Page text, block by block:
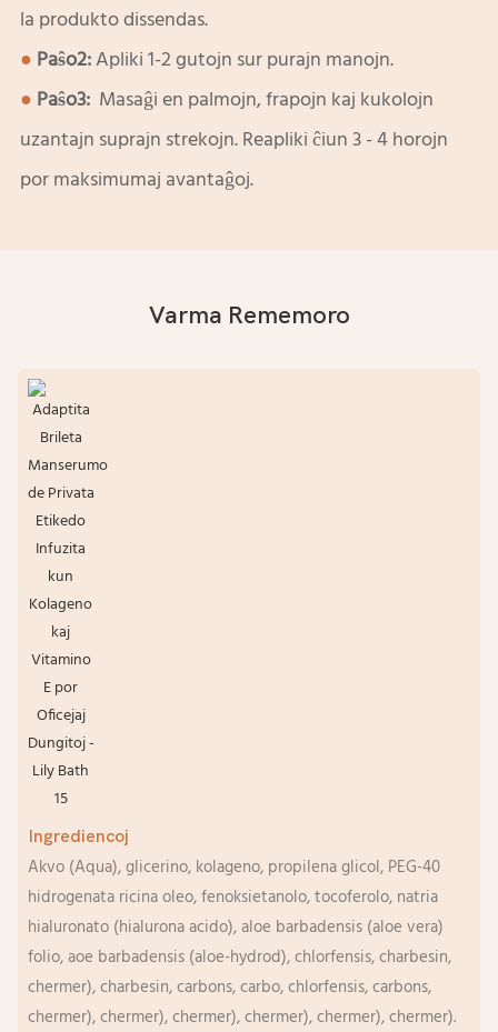
la produkto dissendas.
● Paŝo2:Apliki 1-2 gutojn sur purajn manojn.
● Paŝo3: Masaĝi en palmojn, frapojn kaj kukolojn
uzantajn suprajn strekojn. Reapliki ĉiun 3 - 4 horojn
por maksimumaj avantaĝoj.
Varma Rememoro
Ingrediencoj
Akvo (Aqua), glicerino, kolageno, propilena glicol, PEG-40
hidrogenata ricina oleo, fenoksietanolo, tocoferolo, natria
hialuronato (hialurona acido), aloe barbadensis (aloe vera)
folio, aoe barbadensis (aloe-hydrod), chlorfensis, charbesin,
chermer), charbesin, carbons, carbo, chlorfensis, carbons,
chermer), chermer), chermer), chermer), chermer), chermer).